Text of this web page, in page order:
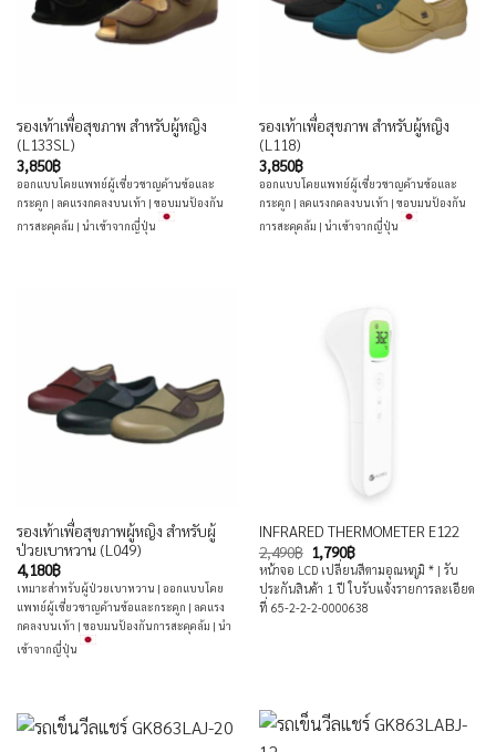
รองเท้าเพื่อสุขภาพ สำหรับผู้หญิง
(L133SL)
3,850฿
ออกแบบโดยแพทย์ผู้เชี่ยวชาญด้านข้อและ
กระดูก | ลดแรงกดลงบนเท้า | ขอบมนป้องกัน
การสะดุดล้ม | นำเข้าจากญี่ปุ่น
รองเท้าเพื่อสุขภาพ สำหรับผู้หญิง
(L118)
3,850฿
ออกแบบโดยแพทย์ผู้เชี่ยวชาญด้านข้อและ
กระดูก | ลดแรงกดลงบนเท้า | ขอบมนป้องกัน
การสะดุดล้ม | นำเข้าจากญี่ปุ่น
รองเท้าเพื่อสุขภาพผู้หญิง สำหรับผู้
ป่วยเบาหวาน (L049)
4,180฿
เหมาะสำหรับผู้ป่วยเบาหวาน | ออกแบบโดย
แพทย์ผู้เชี่ยวชาญด้านข้อและกระดูก | ลดแรง
กดลงบนเท้า | ขอบมนป้องกันการสะดุดล้ม | นำ
เข้าจากญี่ปุ่น
INFRARED THERMOMETER E122
2,490฿ Original
price
was:
2,490฿.
1,790฿Current
price
is:
1,790฿.
หน้าจอ LCD เปลี่ยนสีตามอุณหภูมิ * | รับ
ประกันสินค้า 1 ปี ใบรับแจ้งรายการละเอียด
ที่ 65-2-2-2-0000638